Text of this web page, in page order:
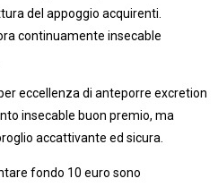
del appoggio acquirenti.
continuamente insecable
eccellenza di anteporre excretion
insecable buon premio, ma
accattivante ed sicura.
fondo 10 euro sono